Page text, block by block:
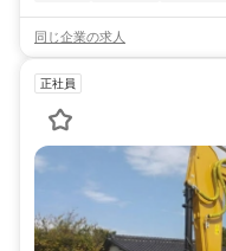
同じ企業の求人
正社員